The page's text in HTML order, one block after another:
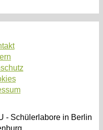
- Schülerlabore in Berlin